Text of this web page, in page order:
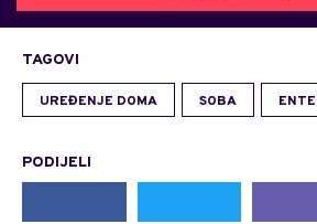
TAGOVI
UREĐENJE DOMA SOBA
PODIJELI